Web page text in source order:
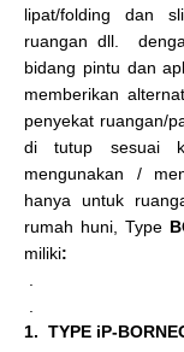
lipat/folding dan
ruangan dll.
bidang pintu dan
memberikan
penyekat ruangan/
di tutup sesuai
mengunakan /
hanya untuk
rumah huni, Type
miliki:
1. TYPE iP-